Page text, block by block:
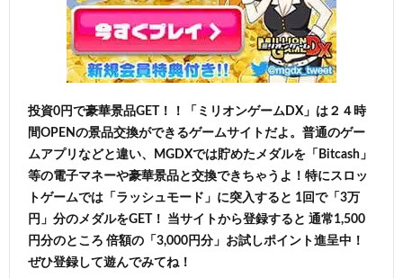
投資0円で豪華景品GET！！「ミリオンゲームDX」は２４時
間OPENの景品交換ができるゲームサイトだよ。普通のゲー
ムアプリなどと違い、MGDXでは貯めたメダルを「Bitcash」
等の電子マネーや豪華景品と交換できちゃうよ！特にスロッ
トゲームでは「ラッシュモード」に突入すると 1回で「3万
円」分のメダルをGET！ 当サイトから登録すると 通常1,500
円分のところ 倍額の「3,000円分」お試しポイント進呈中！
ぜひ登録して遊んでみてね！